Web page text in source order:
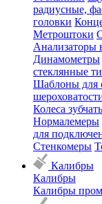
радиусные,
головки
Метроштоки
Анализаторы
Динамометры
стеклянные
Шаблоны для
Колеса
Нормалемеры
для
Стенкомеры
Калибры
Калибры
Калибры